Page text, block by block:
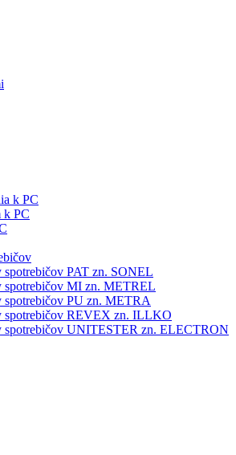
k PC
k PC
spotrebičov PAT zn. SONEL
spotrebičov MI zn. METREL
spotrebičov PU zn. METRA
spotrebičov REVEX zn. ILLKO
spotrebičov UNITESTER zn. ELECTRON